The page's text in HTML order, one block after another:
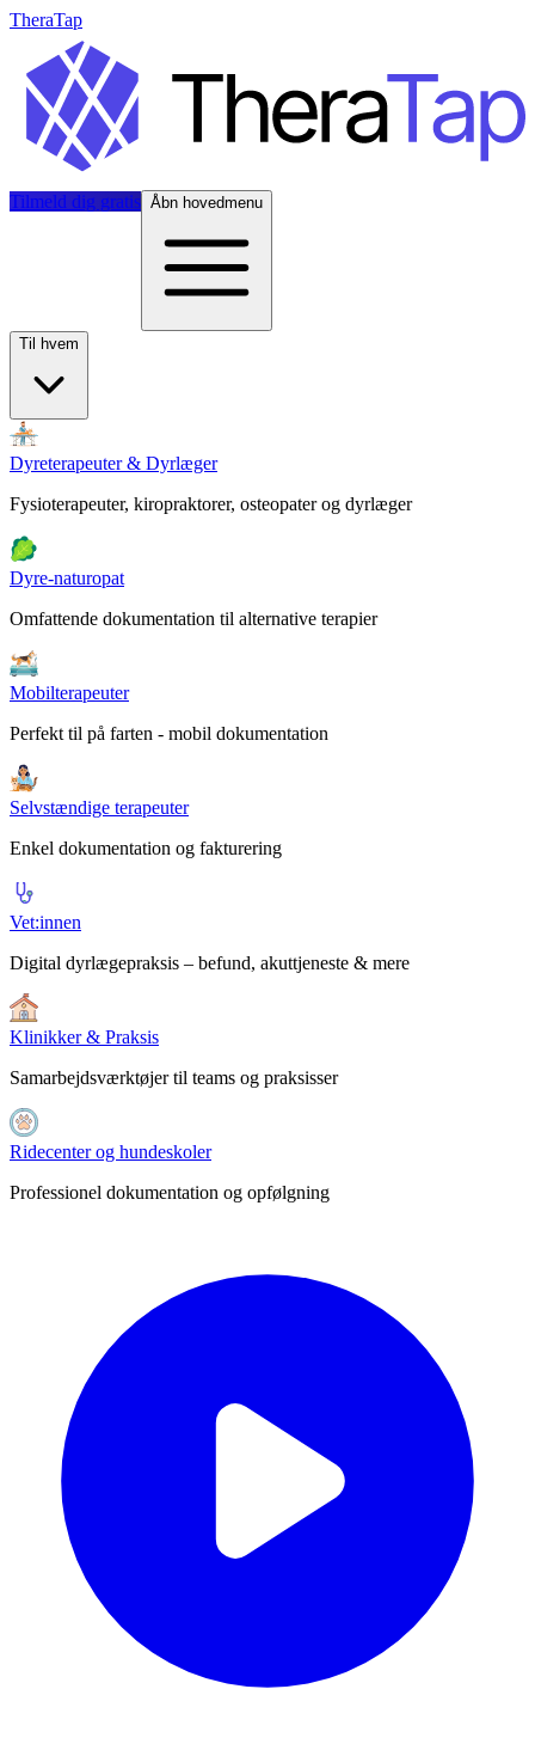
TheraTap
Tilmeld dig gratis Åbn hovedmenu
Til hvem
Dyreterapeuter & Dyrlæger
Fysioterapeuter, kiropraktorer, osteopater og dyrlæger
Dyre-naturopat
Omfattende dokumentation til alternative terapier
Mobilterapeuter
Perfekt til på farten - mobil dokumentation
Selvstændige terapeuter
Enkel dokumentation og fakturering
Vet:innen
Digital dyrlægepraksis – befund, akuttjeneste & mere
Klinikker & Praksis
Samarbejdsværktøjer til teams og praksisser
Ridecenter og hundeskoler
Professionel dokumentation og opfølgning